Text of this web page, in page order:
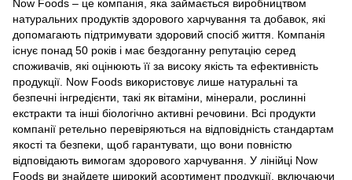
Now Foods – це компанія, яка займається виробництвом
натуральних продуктів здорового харчування та добавок, які
допомагають підтримувати здоровий спосіб життя. Компанія
існує понад 50 років і має бездоганну репутацію серед
споживачів, які оцінюють її за високу якість та ефективність
продукції. Now Foods використовує лише натуральні та
безпечні інгредієнти, такі як вітаміни, мінерали, рослинні
екстракти та інші біологічно активні речовини. Всі продукти
компанії ретельно перевіряються на відповідність стандартам
якості та безпеки, щоб гарантувати, що вони повністю
відповідають вимогам здорового харчування. У лінійці Now
Foods ви знайдете широкий асортимент продукції, включаючи